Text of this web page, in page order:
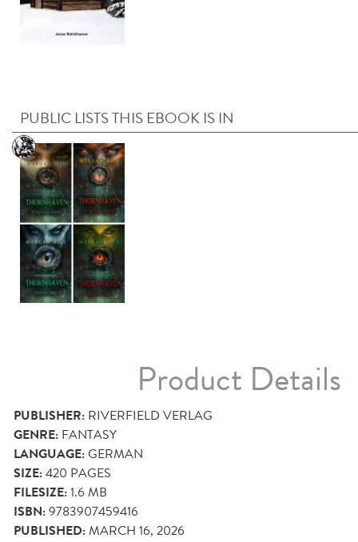
PUBLIC LISTS THIS EBOOK IS IN
Product Details
PUBLISHER: RIVERFIELD VERLAG
GENRE: FANTASY
LANGUAGE:GERMAN
SIZE:420 PAGES
FILESIZE:1.6 MB
ISBN:9783907459416
PUBLISHED:MARCH 16, 2026